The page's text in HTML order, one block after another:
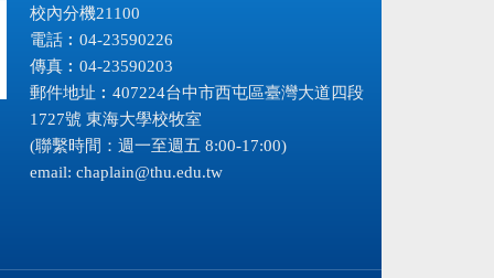
校內分機21100
電話︰04-23590226
傳真︰04-23590203
郵件地址︰407224台中市西屯區臺灣大道四段
1727號 東海大學校牧室
(聯繫時間：週一至週五 8:00-17:00)
email:chaplain@thu.edu.tw